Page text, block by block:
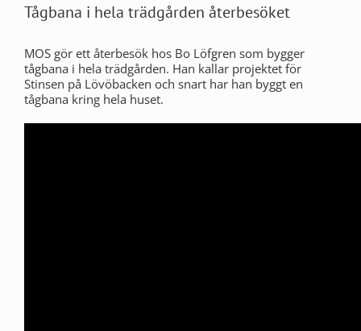
Tågbana i hela trädgården återbesöket
MOS gör ett återbesök hos Bo Löfgren som bygger
tågbana i hela trädgården. Han kallar projektet för
Stinsen på Lövöbacken och snart har han byggt en
tågbana kring hela huset.